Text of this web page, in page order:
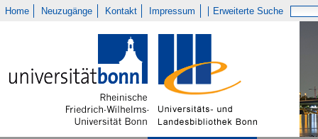
Home Neuzugänge Kontakt Impressum Erweiterte Suche